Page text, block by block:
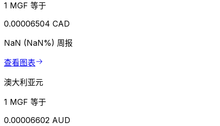
1 MGF 等于
0.00006504 CAD
NaN (NaN%) 周报
查看图表
澳大利亚元
1 MGF 等于
0.00006602 AUD